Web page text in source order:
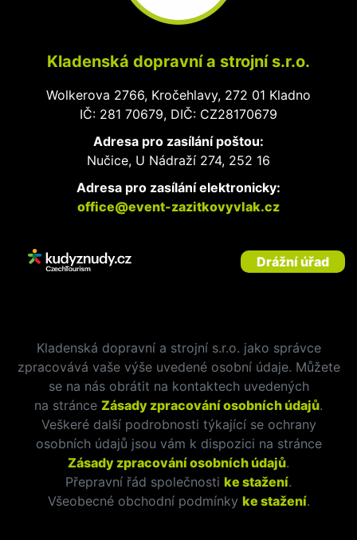
Kladenská dopravní a strojní s.r.o.
Wolkerova 2766, Kročehlavy, 272 01 Kladno
IČ: 281 70679, DIČ: CZ28170679
Adresa pro zasílání poštou:
Nučice, U Nádraží 274, 252 16
Adresa pro zasílání elektronicky:
office@event-zazitkovyvlak.cz
Drážní úřad
Kladenská dopravní a strojní s.r.o. jako správce
zpracovává vaše výše uvedené osobní údaje. Můžete
se na nás obrátit na kontaktech uvedených
na stránce Zásady zpracování osobních údajů.
Veškeré další podrobnosti týkající se ochrany
osobních údajů jsou vám k dispozici na stránce
Zásady zpracování osobních údajů.
Přepravní řád společnosti ke stažení.
Všeobecné obchodní podmínky ke stažení.